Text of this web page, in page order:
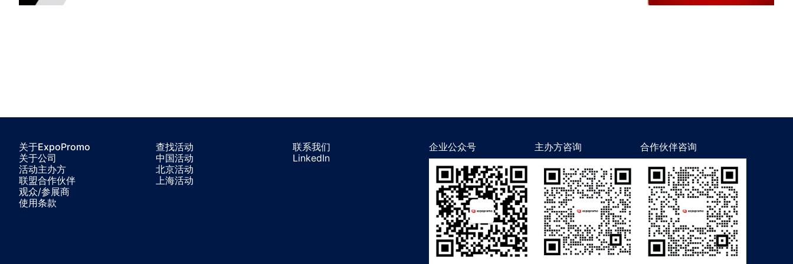
关于ExpoPromo
关于公司
活动主办方
联盟合作伙伴
观众/参展商
使用条款
查找活动
中国活动
北京活动
上海活动
联系我们
LinkedIn
企业公众号 主办方咨询 合作伙伴咨询